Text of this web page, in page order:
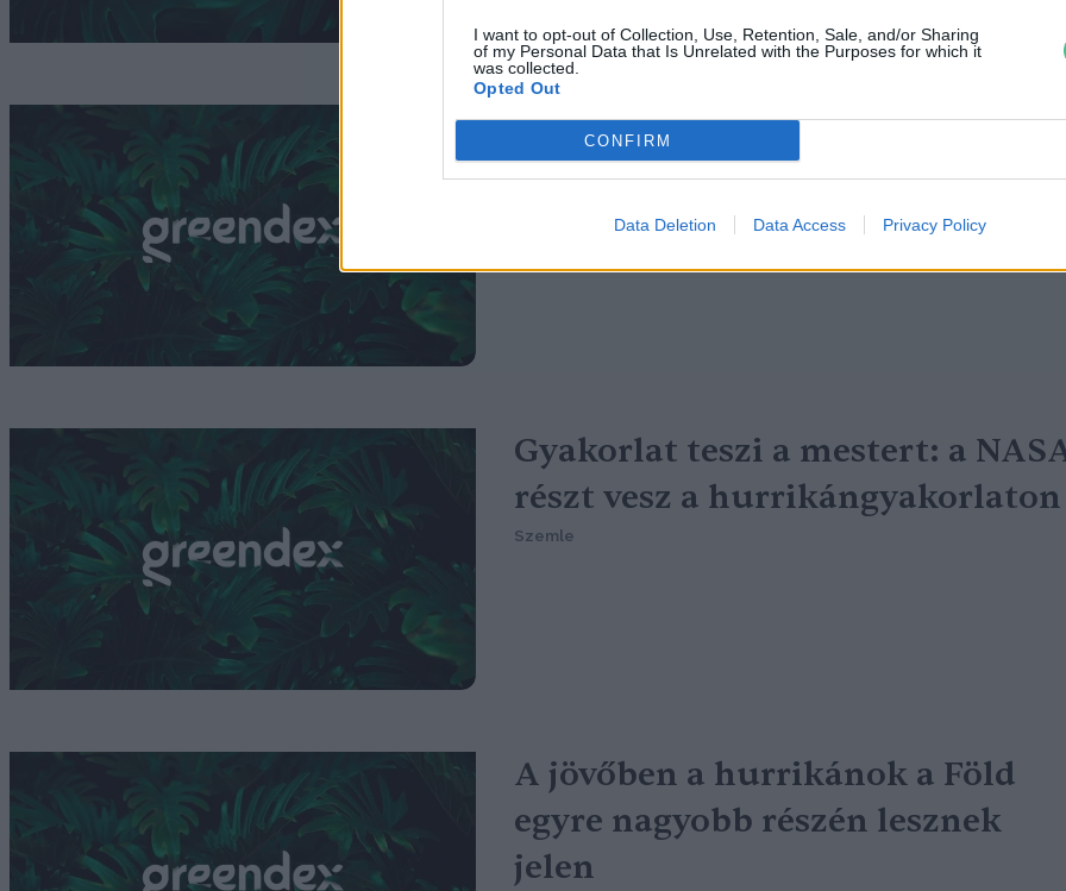
I want to opt-out of Collection, Use, Retention, Sale, and/or Sharing
of my Personal Data that Is Unrelated with the Purposes for which it
was collected.
Opted Out
CONFIRM
Data Deletion Data Access Privacy Policy
Jóval valószínűbbek az extrém
hurrikánok, mint korábban
Gyakorlat teszi a mestert: a
részt vesz a hurrikángyakorlaton
Szemle
A jövőben a hurrikánok a Föld
egyre nagyobb részén lesznek
jelen